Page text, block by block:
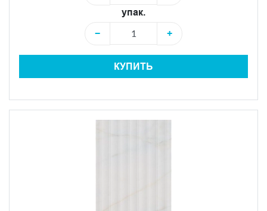
упак.
−
+
КУПИТЬ